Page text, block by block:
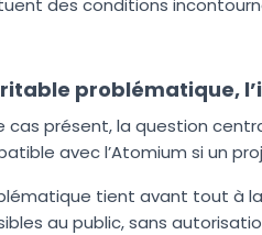
des conditions
problématique,
cas présent, la question
avec l’Atomium si un
tient avant tout à
au public, sans